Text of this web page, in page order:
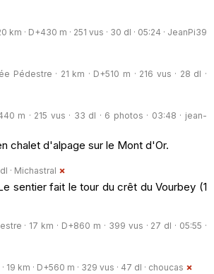
· D+430 m · 251 vus · 30 dl · 05:24 · JeanPi39
Pédestre · 21 km · D+510 m · 216 vus · 28 dl ·
m · 215 vus · 33 dl · 6 photos · 03:48 · jean-
chalet d'alpage sur le Mont d'Or.
· Michastral
sentier fait le tour du crêt du Vourbey (1
· 17 km · D+860 m · 399 vus · 27 dl · 05:55 ·
km · D+560 m · 329 vus · 47 dl · choucas